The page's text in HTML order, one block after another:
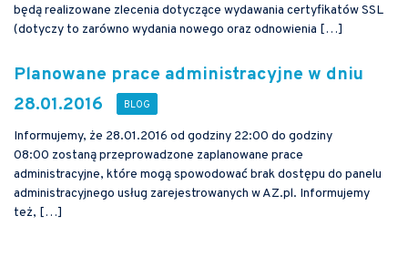
będą realizowane zlecenia dotyczące wydawania certyfikatów SSL
(dotyczy to zarówno wydania nowego oraz odnowienia […]
Planowane prace administracyjne w dniu
28.01.2016
Informujemy, że 28.01.2016 od godziny 22:00 do godziny
08:00 zostaną przeprowadzone zaplanowane prace
administracyjne, które mogą spowodować brak dostępu do panelu
administracyjnego usług zarejestrowanych w AZ.pl. Informujemy
też, […]